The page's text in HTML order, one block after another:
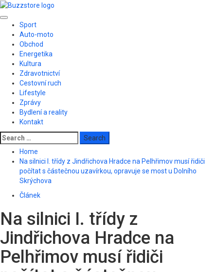
Skip
content
Primary
Menu
Sport
Auto-moto
Obchod
Energetika
Kultura
Zdravotnictví
Cestovní ruch
Lifestyle
Zprávy
Bydlení a reality
Kontakt
Search
for:
Home
Na silnici I. třídy z Jindřichova Hradce na Pelhřimov musí řidiči
počítat s částečnou uzavírkou, opravuje se most u Dolního
Skrýchova
Článek
Na silnici I. třídy z
Jindřichova Hradce na
Pelhřimov musí řidiči